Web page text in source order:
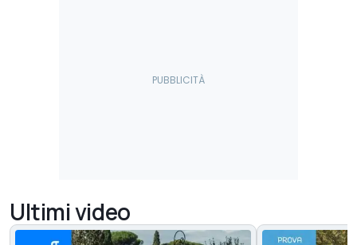
Ultimi video